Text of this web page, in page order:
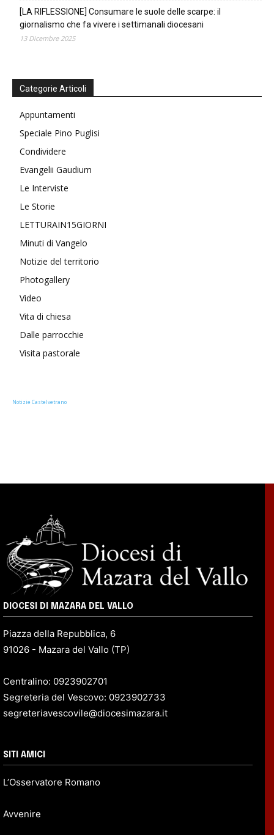
[LA RIFLESSIONE] Consumare le suole delle scarpe: il
giornalismo che fa vivere i settimanali diocesani
13 Dicembre 2025
Categorie Articoli
Appuntamenti
Speciale Pino Puglisi
Condividere
Evangelii Gaudium
Le Interviste
Le Storie
LETTURAIN15GIORNI
Minuti di Vangelo
Notizie del territorio
Photogallery
Video
Vita di chiesa
Dalle parrocchie
Visita pastorale
Notizie Castelvetrano
DIOCESI DI MAZARA DEL VALLO
Piazza della Repubblica, 6
91026 - Mazara del Vallo (TP)
Centralino: 0923902701
Segreteria del Vescovo: 0923902733
segreteriavescovile@diocesimazara.it
SITI AMICI
L’Osservatore Romano
Avvenire